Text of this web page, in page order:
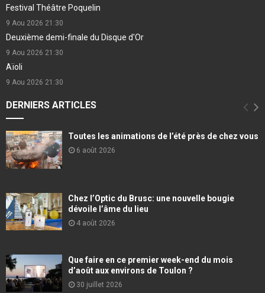
Festival Théâtre Poquelin
9 Aou 2026 21:30
Deuxième demi-finale du Disque d'Or
9 Aou 2026 21:30
Aïoli
9 Aou 2026 21:30
DERNIERS ARTICLES
Toutes les animations de l’été près de chez vous
6 août 2026
Chez l’Optic du Brusc: une nouvelle bougie
dévoile l’âme du lieu
4 août 2026
Que faire en ce premier week-end du mois
d’août aux environs de Toulon ?
30 juillet 2026